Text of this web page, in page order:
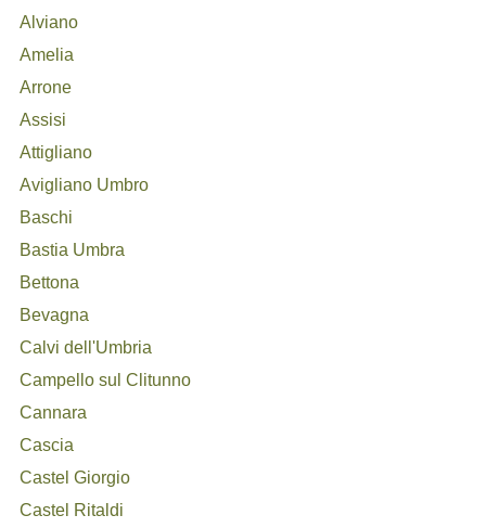
Alviano
Amelia
Arrone
Assisi
Attigliano
Avigliano Umbro
Baschi
Bastia Umbra
Bettona
Bevagna
Calvi dell'Umbria
Campello sul Clitunno
Cannara
Cascia
Castel Giorgio
Castel Ritaldi